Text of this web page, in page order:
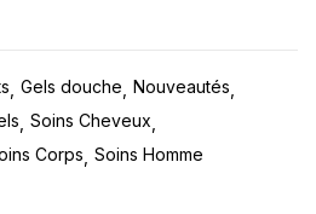
Gels douche
Nouveautés
Soins Cheveux
Corps Soins Homme